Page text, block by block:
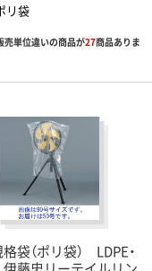
リ袋
売単位違いの商品が27商品ありま
袋（ポリ袋） LDPE・